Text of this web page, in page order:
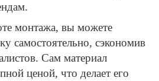
монтажа, вы можете
самостоятельно, сэкономив
Сам материал
ценой, что делает его